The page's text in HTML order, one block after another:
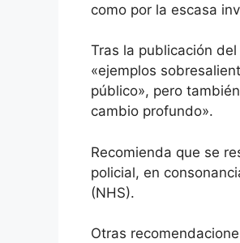
como por la escasa
Tras la publicación
«ejemplos
público», pero
cambio profundo».
Recomienda que se
policial, en
(NHS).
Otras